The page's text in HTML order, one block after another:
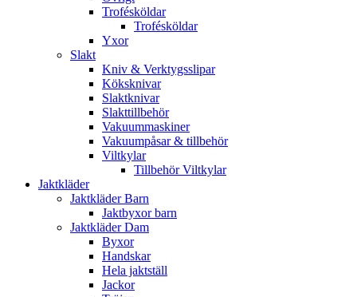
Trofésköldar
Trofésköldar
Yxor
Slakt
Kniv & Verktygsslipar
Köksknivar
Slaktknivar
Slakttillbehör
Vakuummaskiner
Vakuumpåsar & tillbehör
Viltkylar
Tillbehör Viltkylar
Jaktkläder
Jaktkläder Barn
Jaktbyxor barn
Jaktkläder Dam
Byxor
Handskar
Hela jaktställ
Jackor